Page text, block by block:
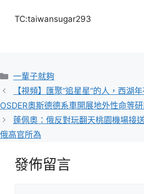
TC:taiwansugar293
分
類
一輩子就夠
【視頻】匯聚“追星星”的人，西湖
OSDER奧斯德德系車開展地外性命等
蓬佩奧：俄反對玩翻天桃園機場接
俄高官所為
發佈留言